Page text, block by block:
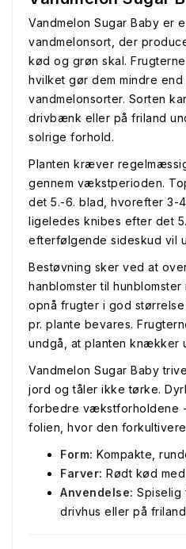
Vandmelon Sugar Baby er
vandmelonsort, der
kød og grøn skal.
hvilket gør dem mindre end
vandmelonsorter. Sorten
drivbænk eller på friland
solrige forhold.
Planten kræver
gennem vækstperioden.
det 5.-6. blad, hvorefter 3-
ligeledes knibes efter det
efterfølgende sideskud vil
Bestøvning sker ved at
hanblomster til
opnå frugter i god
pr. plante bevares.
undgå, at planten knækker
Vandmelon Sugar Baby
jord og tåler ikke tørke.
forbedre vækstforholdene
folien, hvor den
Form: Kompakte,
Farver: Rødt kød
Anvendelse: Spiselig
drivhus eller på friland